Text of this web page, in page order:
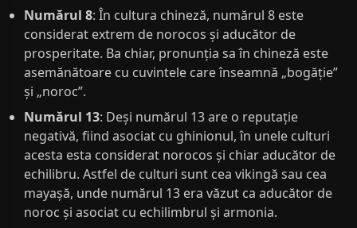
Numărul 8: În cultura chineză, numărul 8 este
considerat extrem de norocos și aducător de
prosperitate. Ba chiar, pronunția sa în chineză este
asemănătoare cu cuvintele care înseamnă „bogăție”
și „noroc”.
Numărul 13: Deși numărul 13 are o reputație
negativă, fiind asociat cu ghinionul, în unele culturi
acesta esta considerat norocos și chiar aducător de
echilibru. Astfel de culturi sunt cea vikingă sau cea
mayașă, unde numărul 13 era văzut ca aducător de
noroc și asociat cu echilimbrul și armonia.